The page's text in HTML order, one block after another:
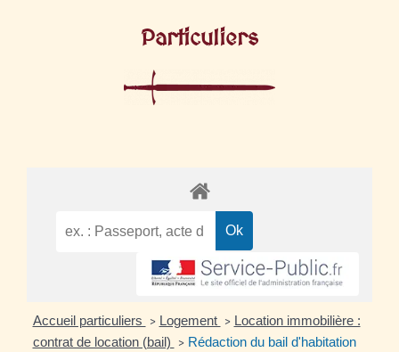
Particuliers
Accueil particuliers > Logement > Location immobilière :
contrat de location (bail)
> Rédaction du bail d'habitation